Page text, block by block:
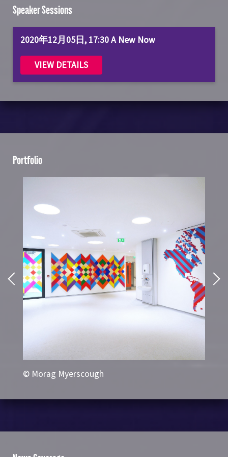
Speaker Sessions
2020年12月05日, 17:30 A New Now
VIEW DETAILS
Portfolio
© Morag Myerscough